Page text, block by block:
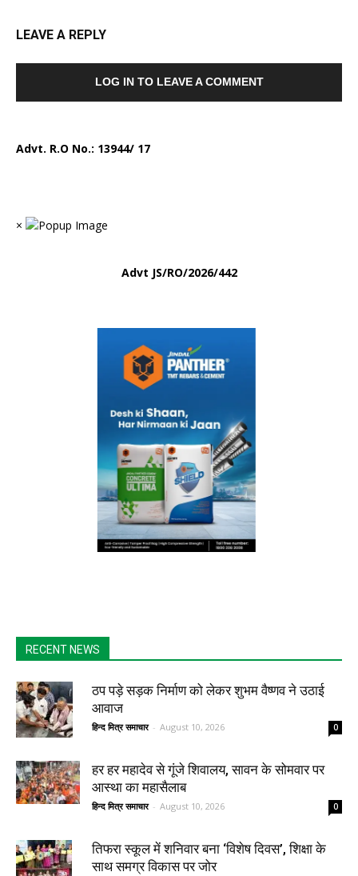
LEAVE A REPLY
LOG IN TO LEAVE A COMMENT
Advt. R.O No.: 13944/ 17
×
Advt JS/RO/2026/442
RECENT NEWS
ठप पड़े सड़क निर्माण को लेकर शुभम वैष्णव ने उठाई
आवाज
हिन्द मित्र समाचार - August 10, 2026 0
हर हर महादेव से गूंजे शिवालय, सावन के सोमवार पर
आस्था का महासैलाब
हिन्द मित्र समाचार - August 10, 2026 0
तिफरा स्कूल में शनिवार बना ‘विशेष दिवस’, शिक्षा के
साथ समग्र विकास पर जोर